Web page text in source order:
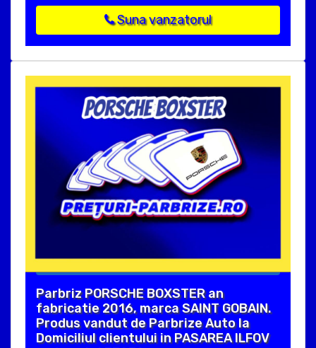
Suna vanzatorul
Parbriz PORSCHE BOXSTER an
fabricatie 2016, marca SAINT GOBAIN.
Produs vandut de Parbrize Auto la
Domiciliul clientului in PASAREA ILFOV